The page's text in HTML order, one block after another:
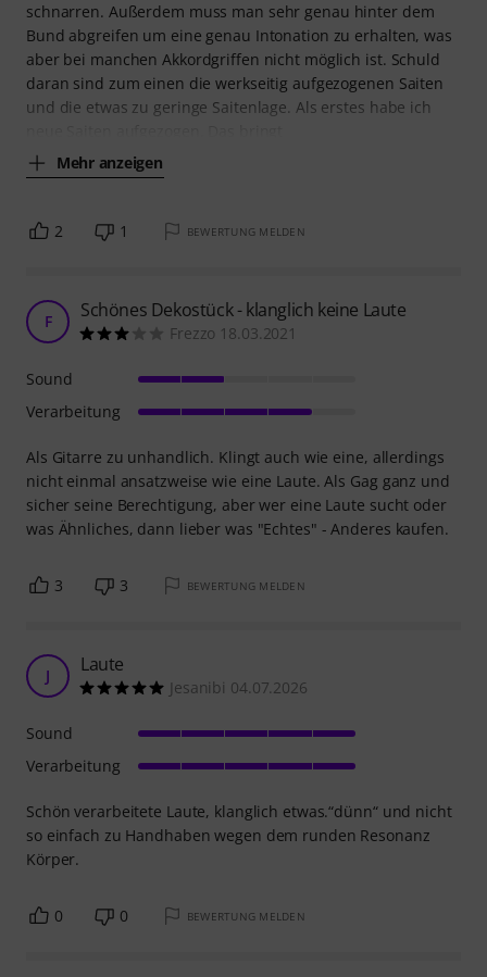
schnarren. Außerdem muss man sehr genau hinter dem
Bund abgreifen um eine genau Intonation zu erhalten, was
aber bei manchen Akkordgriffen nicht möglich ist. Schuld
daran sind zum einen die werkseitig aufgezogenen Saiten
und die etwas zu geringe Saitenlage. Als erstes habe ich
Mehr anzeigen
2 1 BEWERTUNG MELDEN
F Schönes Dekostück - klanglich keine Laute
Frezzo 18.03.2021
Als Gitarre zu unhandlich. Klingt auch wie eine, allerdings
nicht einmal ansatzweise wie eine Laute. Als Gag ganz und
sicher seine Berechtigung, aber wer eine Laute sucht oder
was Ähnliches, dann lieber was "Echtes" - Anderes kaufen.
Sound
Verarbeitung
3 3 BEWERTUNG MELDEN
J Laute
Jesanibi 04.07.2026
Schön verarbeitete Laute, klanglich etwas.“dünn“ und nicht
so einfach zu Handhaben wegen dem runden Resonanz
Körper.
Sound
Verarbeitung
0 0 BEWERTUNG MELDEN